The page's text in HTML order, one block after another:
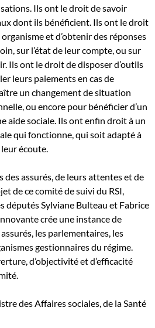
Ils ont le droit de savoir
dont ils bénéficient. Ils ont le droit
et d’obtenir des réponses
sur l’état de leur compte, ou sur
Ils ont le droit de disposer d’outils
leurs paiements en cas de
un changement de situation
ou encore pour bénéficier d’un
aide sociale. Ils ont enfin droit à un
qui fonctionne, qui soit adapté à
écoute.
des assurés, de leurs attentes et de
de ce comité de suivi du RSI,
députés Sylviane Bulteau et Fabrice
crée une instance de
les parlementaires, les
gestionnaires du régime.
d’objectivité et d’efficacité
des Affaires sociales, de la Santé